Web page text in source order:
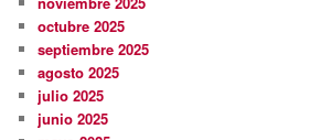
octubre 2025
septiembre 2025
agosto 2025
julio 2025
junio 2025